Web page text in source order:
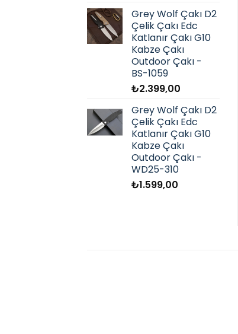
Grey Wolf Çakı D2
Çelik Çakı Edc
Katlanır Çakı G10
Kabze Çakı
Outdoor Çakı -
BS-1059
₺2.399,00
Grey Wolf Çakı D2
Çelik Çakı Edc
Katlanır Çakı G10
Kabze Çakı
Outdoor Çakı -
WD25-310
₺1.599,00